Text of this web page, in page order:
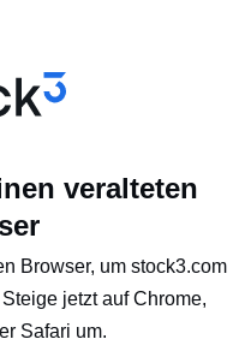
veralteten
Browser, um stock3.com
jetzt auf Chrome,
Safari um.